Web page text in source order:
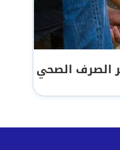
الصرف الصحي